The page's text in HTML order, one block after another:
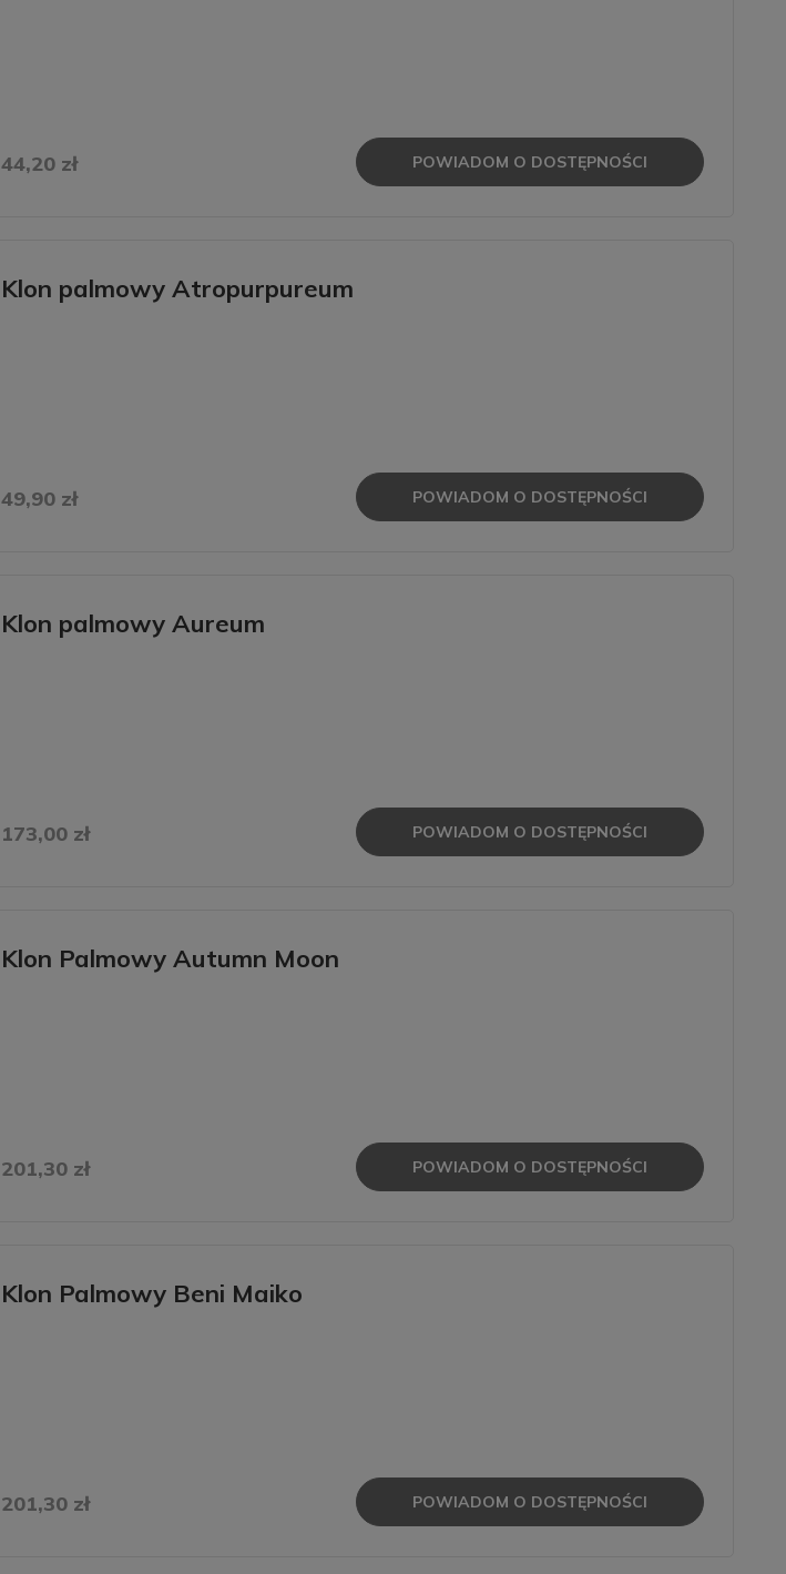
44,20 zł POWIADOM O DOSTĘPNOŚCI
Klon palmowy Atropurpureum
49,90 zł POWIADOM O DOSTĘPNOŚCI
Klon palmowy Aureum
173,00 zł POWIADOM O DOSTĘPNOŚCI
Klon Palmowy Autumn Moon
201,30 zł POWIADOM O DOSTĘPNOŚCI
Klon Palmowy Beni Maiko
201,30 zł POWIADOM O DOSTĘPNOŚCI